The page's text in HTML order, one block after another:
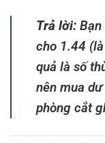
Trả lời:
cho 1.44
quả là số
nên mua
phòng cắt